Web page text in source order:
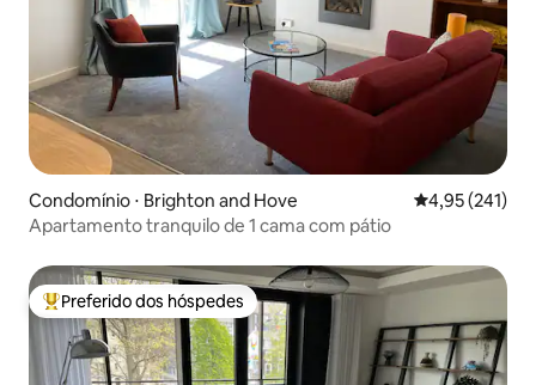
Condomínio ⋅ Brighton and Hove 4,95 de uma
4,95 (241)
Apartamento tranquilo de 1 cama com pátio
Entre os melhores preferidos dos hóspedes
Preferido dos hóspedes